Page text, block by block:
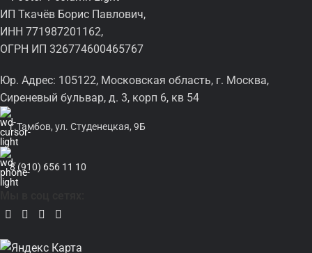
ИП Ткачёв Борис Павлович,
ИНН 771987201162,
ОГРН ИП 326774600465767
Юр. Адрес: 105122, Московская область, г. Москва,
Сиреневый бульвар, д. 3, корп 6, кв 54
г.Тамбов, ул. Студенецкая, 9Б
8 (910) 656 11 10